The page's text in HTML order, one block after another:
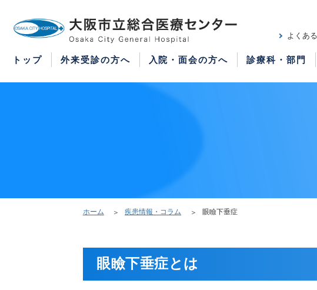
トップ 外来受診の方へ 入院・面会の方へ 診療科・部門
よくあ
ホーム 疾患情報・コラム 眼瞼下垂症
眼瞼下垂症とは
紹介状をお持ちの方はこちら
再診の予約変更はこちら